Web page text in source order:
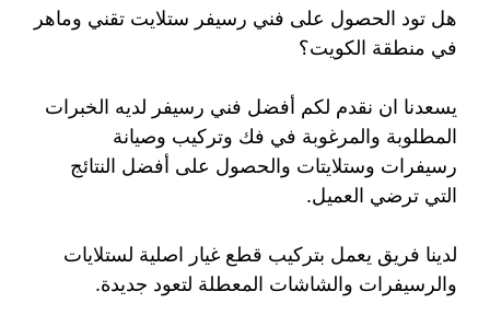
هل تود الحصول على فني رسيفر ستلايت تقني وماهر
في منطقة الكويت؟
يسعدنا ان نقدم لكم أفضل فني رسيفر لديه الخبرات
المطلوبة والمرغوبة في فك وتركيب وصيانة
رسيفرات وستلايتات والحصول على أفضل النتائج
التي ترضي العميل.
لدينا فريق يعمل بتركيب قطع غيار اصلية لستلايات
والرسيفرات والشاشات المعطلة لتعود جديدة.